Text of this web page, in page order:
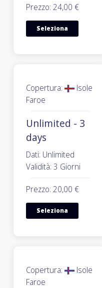
Prezzo: 24,00 €
Seleziona
Copertura:
Isole
Faroe
Unlimited - 3
days
Dati: Unlimited
Validità: 3 Giorni
Prezzo: 20,00 €
Seleziona
Copertura:
Isole
Faroe